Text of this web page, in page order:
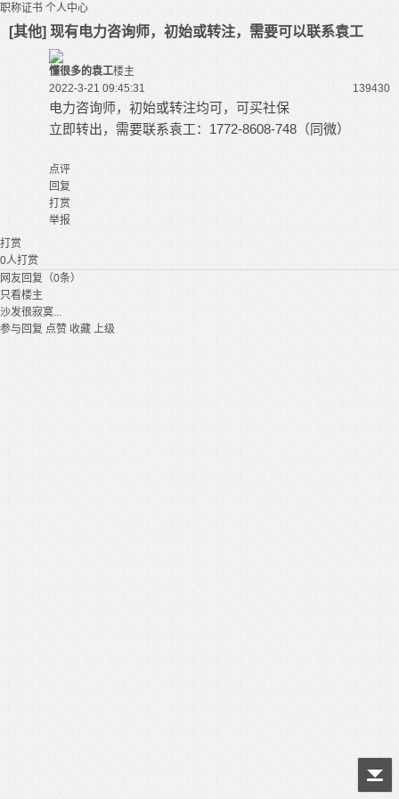
职称证书 个人中心
[其他] 现有电力咨询师，初始或转注，需要可以联系袁工
懂很多的袁工楼主
2022-3-21 09:45:31
139430
电力咨询师，初始或转注均可，可买社保
立即转出，需要联系袁工：1772-8608-748（同微）
点评
回复
打赏
举报
打赏
0人打赏
网友回复（0条）
只看楼主
沙发很寂寞...
参与回复 点赞 收藏 上级